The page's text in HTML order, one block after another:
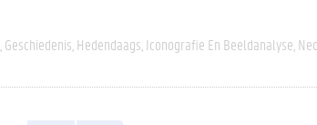
Geschiedenis Hedendaags Iconografie En Beeldanalyse